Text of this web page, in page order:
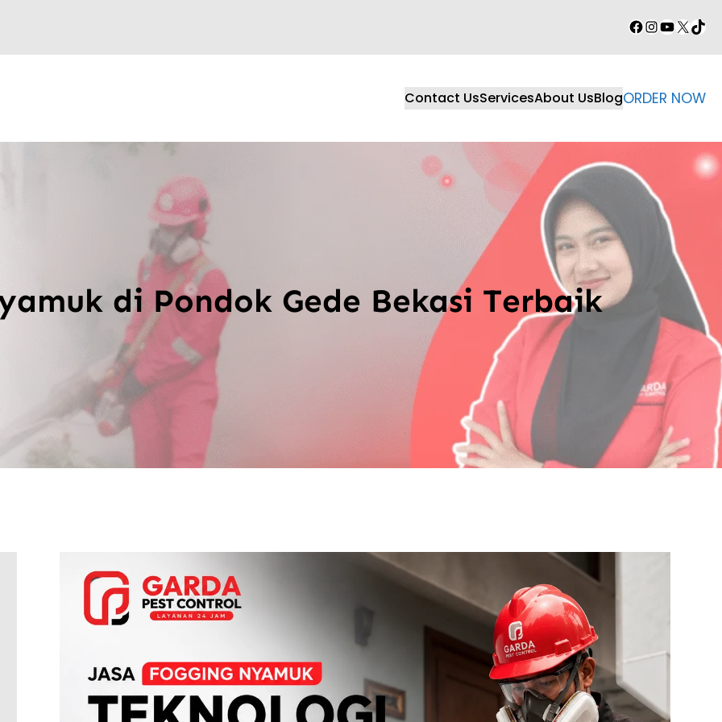
Facebook
Instagram
YouTube
X
Contact UsServicesAbout UsBlogORDER NOW
di Pondok Gede Bekasi Terbaik